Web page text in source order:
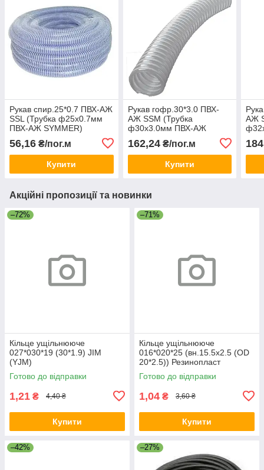
Рукав спир.25*0.7 ПВХ-АЖ
SSL (Трубка ф25х0.7мм
ПВХ-АЖ SYMMER)
56,16 ₴/пог.м
Купити
Рукав гофр.30*3.0 ПВХ-
АЖ SSM (Трубка
ф30х3.0мм ПВХ-АЖ
162,24₴/пог.м
Купити
АЖ
Акційні пропозиції та новинки
–72%
Кільце ущільнююче
027*030*19 (30*1.9) JIM
(YJM)
Готово до відправки
1,21 ₴ 4,40 ₴
Купити
–71%
Кільце ущільнююче
016*020*25 (вн.15.5х2.5 (OD
20*2.5)) Резинопласт
Готово до відправки
1,04 ₴ 3,60 ₴
Купити
–42% –27%